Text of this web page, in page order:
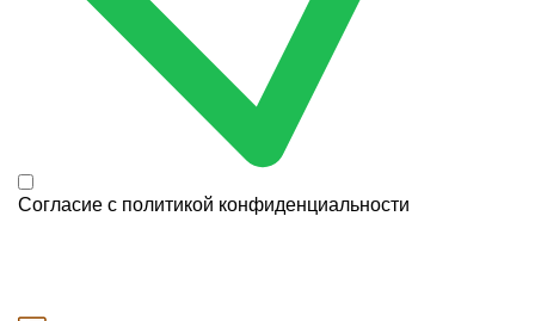
Согласие с политикой конфиденциальности